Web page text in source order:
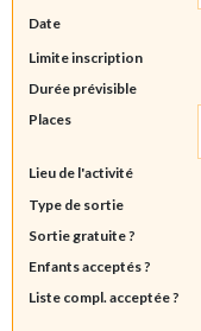
Date
Limite inscription
Durée prévisible
Places
Lieu de l'activité
Type de sortie
Sortie gratuite ?
Enfants acceptés ?
Liste compl. acceptée ?